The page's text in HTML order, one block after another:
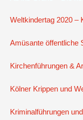
Weltkindertag 2020 –
Amüsante öffentliche
Kirchenführungen &
Kölner Krippen und
Kriminalführungen